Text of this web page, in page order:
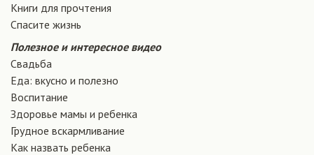
Книги для прочтения
Спасите жизнь
Полезное и интересное видео
Свадьба
Еда: вкусно и полезно
Воспитание
Здоровье мамы и ребенка
Грудное вскармливание
Как назвать ребенка